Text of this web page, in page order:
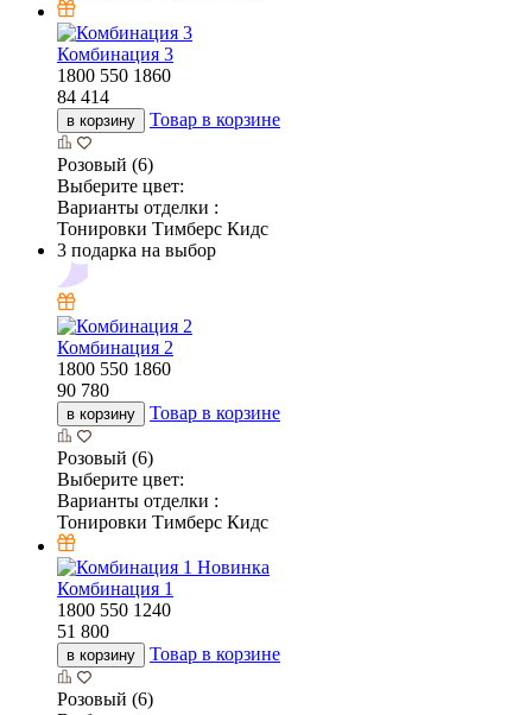
Комбинация 3
1800 550 1860
84 414
в корзину Товар в корзине
Розовый (6)
Выберите цвет:
Варианты отделки :
Тонировки Тимберс Кидс
3 подарка на выбор
Комбинация 2
1800 550 1860
90 780
в корзину Товар в корзине
Розовый (6)
Выберите цвет:
Варианты отделки :
Тонировки Тимберс Кидс
Новинка
Комбинация 1
1800 550 1240
51 800
в корзину Товар в корзине
Розовый (6)